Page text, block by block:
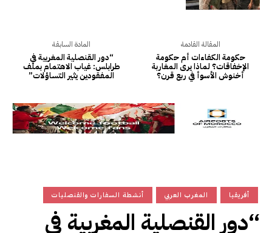
المادة السابقة
“دور القنصلية المغربية في
طرابلس: غياب الاهتمام بملف
المفقودين يثير التساؤلات”
المقالة القادمة
حكومة الكفاءات أم حكومة
الإخفاقات؟ لماذا يرى المغاربة
أخنوش الأسوأ في ربع قرن؟